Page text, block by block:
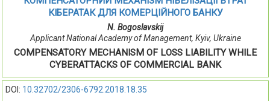
КІБЕРАТАК ДЛЯ КОМЕРЦІЙНОГО БАНКУ
N. Bogoslavskij
Applicant National Academy of Management, Kyiv, Ukraine
COMPENSATORY MECHANISM OF LOSS LIABILITY WHILE
CYBERATTACKS OF COMMERCIAL BANK
DOI: 10.32702/2306-6792.2018.18.35